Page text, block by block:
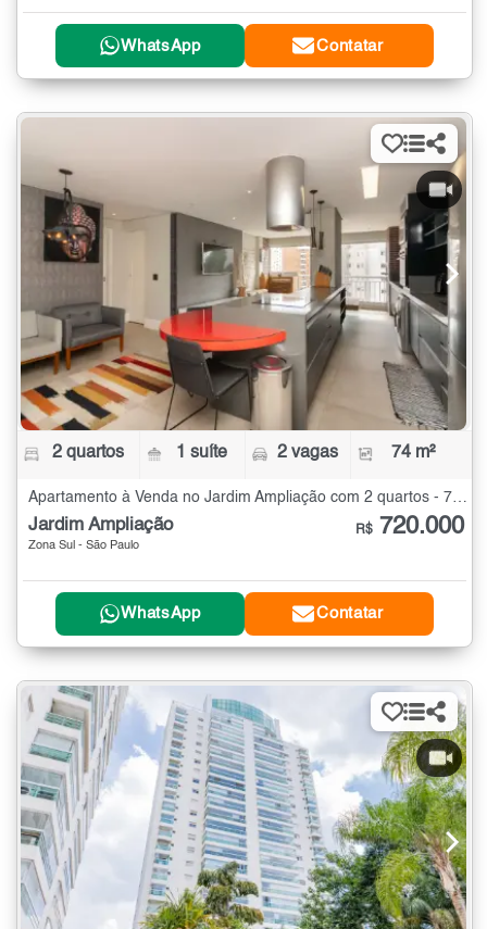
WhatsApp Contatar
2 quartos 1 suíte 2 vagas 74 m²
Apartamento à Venda no Jardim Ampliação com 2 quartos - 74 m²
Jardim Ampliação
Zona Sul - São Paulo
R$ 720.000
WhatsApp Contatar